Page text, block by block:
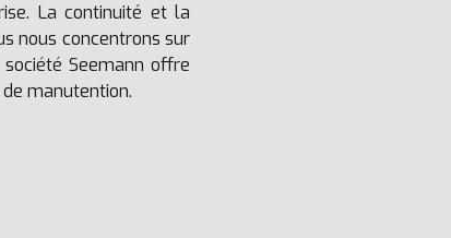
La continuité et la
nous concentrons sur
Seemann offre
manutention.